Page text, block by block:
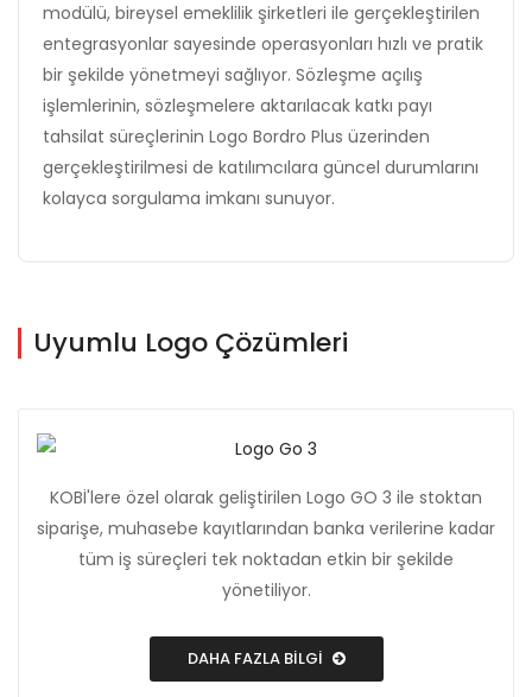
modülü, bireysel emeklilik şirketleri ile gerçekleştirilen
entegrasyonlar sayesinde operasyonları hızlı ve pratik
bir şekilde yönetmeyi sağlıyor. Sözleşme açılış
işlemlerinin, sözleşmelere aktarılacak katkı payı
tahsilat süreçlerinin Logo Bordro Plus üzerinden
gerçekleştirilmesi de katılımcılara güncel durumlarını
kolayca sorgulama imkanı sunuyor.
Uyumlu Logo Çözümleri
KOBİ'lere özel olarak geliştirilen Logo GO 3 ile stoktan
siparişe, muhasebe kayıtlarından banka verilerine kadar
tüm iş süreçleri tek noktadan etkin bir şekilde
yönetiliyor.
DAHA FAZLA BİLGİ